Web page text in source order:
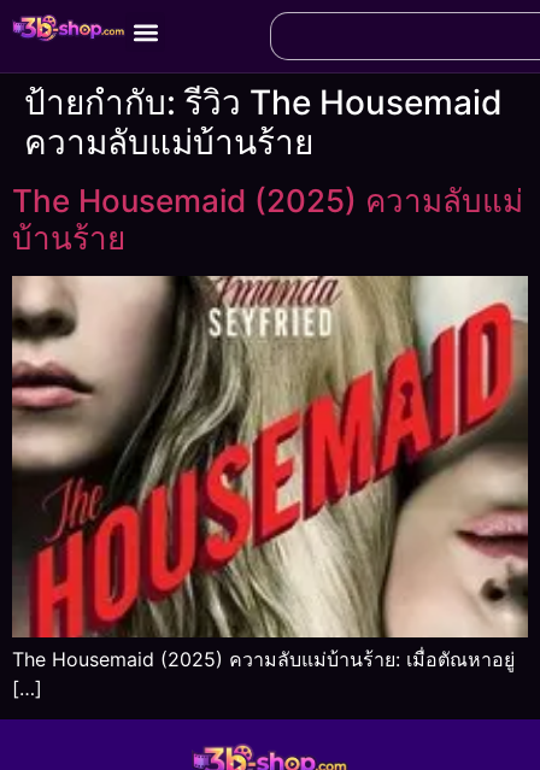
ป้ายกำกับ:รีวิว The Housemaid
ความลับแม่บ้านร้าย
The Housemaid (2025) ความลับแม่
บ้านร้าย
The Housemaid (2025) ความลับแม่บ้านร้าย: เมื่อตัณหาอยู่
[…]